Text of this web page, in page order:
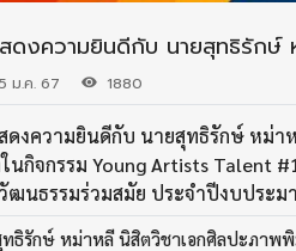
ดงความยินดีกับ นายสุทธิรักษ์
ม.ค. 67 1880
ดงความยินดีกับ นายสุทธิรักษ์ หม่
ในกิจกรรม Young Artists Talent
ฒนธรรมร่วมสมัย ประจำปีงบประม
ธิรักษ์ หม่าหลี นิสิตวิชาเอกศิลปะภาพ